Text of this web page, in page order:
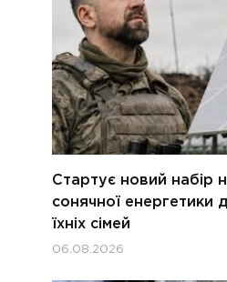
Стартує новий набір
сонячної енергетики
їхніх сімей
06.08.2026